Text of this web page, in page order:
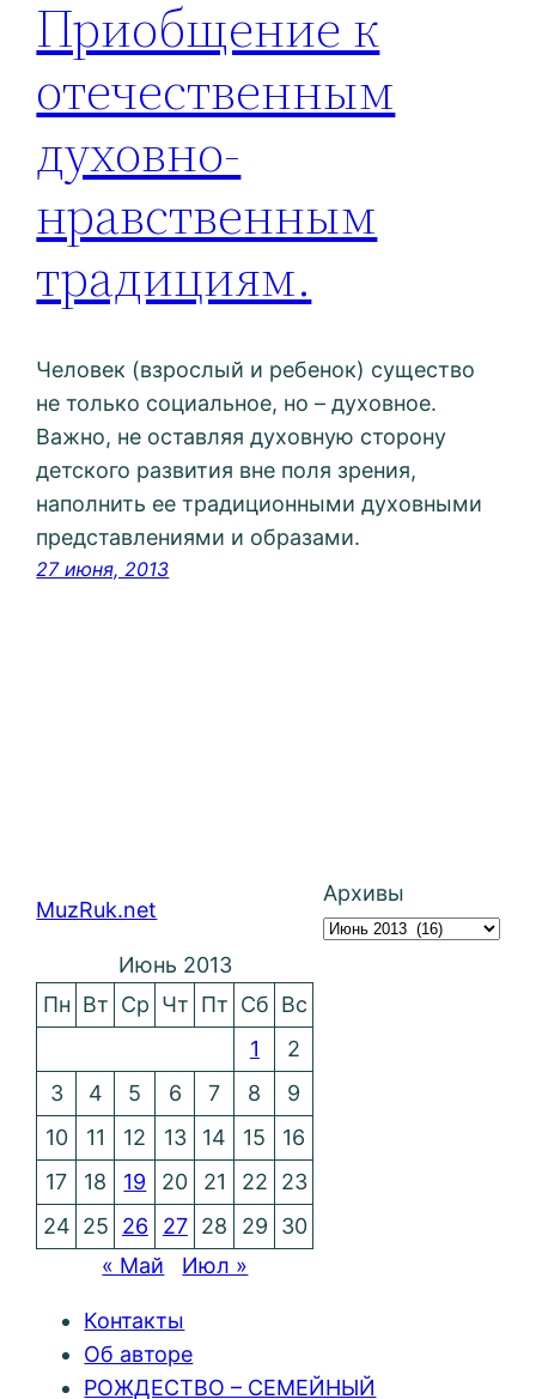
Приобщение к
отечественным
духовно-
нравственным
традициям.
Человек (взрослый и ребенок) существо
не только социальное, но – духовное.
Важно, не оставляя духовную сторону
детского развития вне поля зрения,
наполнить ее традиционными духовными
представлениями и образами.
27 июня, 2013
MuzRuk.net
Архивы
Июнь 2013
Пн Вт Ср Чт Пт Сб Вс
1
2
3
4 5 6 7 8
9
10
11 12 13 14 15
16
17
18 19 20 21 22
23
24 25 26 27 28 29
30
« Май
Июл »
Контакты
Об авторе
РОЖДЕСТВО – СЕМЕЙНЫЙ